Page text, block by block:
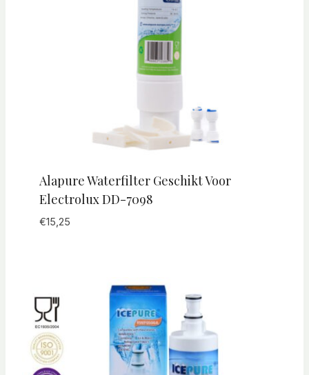
Alapure Waterfilter Geschikt Voor
Electrolux DD-7098
€15,25